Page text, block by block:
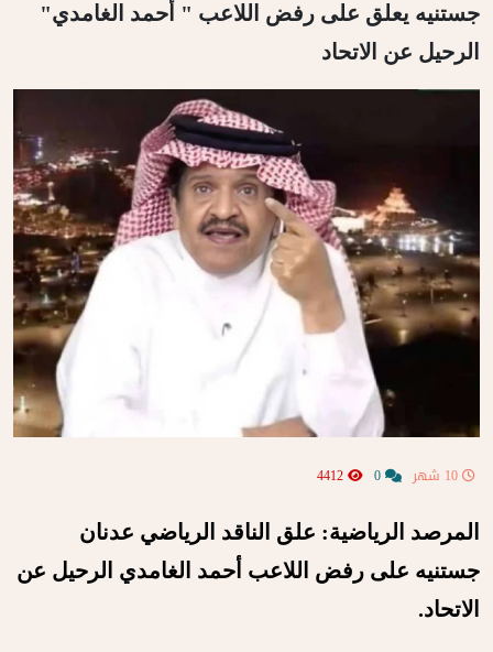
جستنيه يعلق على رفض اللاعب " أحمد الغامدي"
الرحيل عن الاتحاد
المرصد الرياضية: علق الناقد الرياضي عدنان
جستنيه على رفض اللاعب أحمد الغامدي الرحيل عن
الاتحاد.